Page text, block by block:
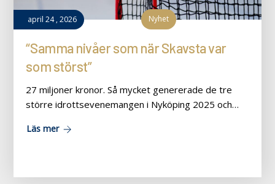
april 24,2026 Nyhet
“Samma nivåer som när Skavsta var
som störst”
27 miljoner kronor. Så mycket genererade de tre
större idrottsevenemangen i Nyköping 2025 och…
Läs mer